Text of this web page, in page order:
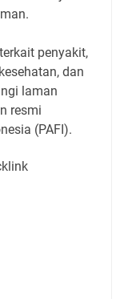
penyakit,
dan
laman
resmi
(PAFI).